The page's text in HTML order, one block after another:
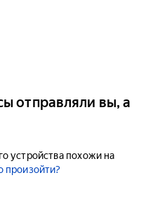
отправляли вы, а
устройства похожи на
произойти?